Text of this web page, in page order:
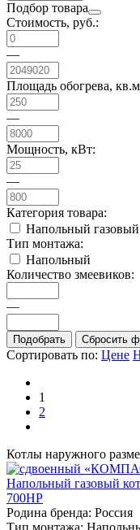
Подбор товара
Стоимость, руб.:
—
Площадь обогрева,
—
Мощность, кВт:
—
Категория товара:
Напольный газовый
Тип монтажа:
Напольный
Количество змеевиков:
—
Сортировать по: Цене
1
2
Котлы наружного
Напольный газовый
700HP
Родина бренда: Россия